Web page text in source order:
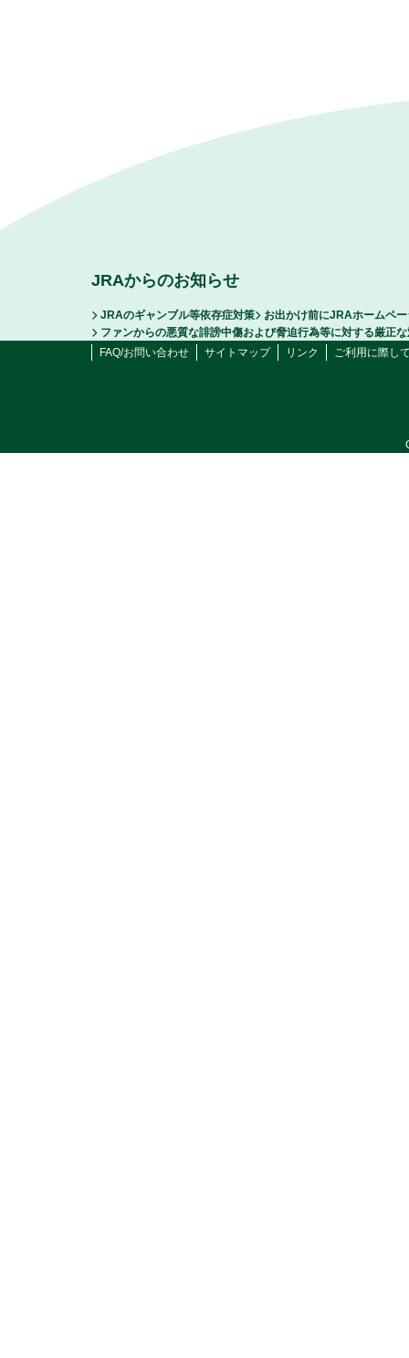
JRAからのお知らせ
JRAのギャンブル等依存症対策
お出かけ前にJRAホームペ
ファンからの悪質な誹謗中傷および脅迫行為等に対する厳正
FAQ/お問い合わせ
サイトマップ リンク ご利用に際し